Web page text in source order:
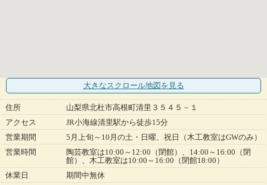
大きなスクロール地図 を見る
住所
山梨県北杜市高根町清里３５４５－１
アクセス
JR小海線清里駅から徒歩15分
営業期間
5月上旬～10月の土・日曜、祝日（木工教室はGWのみ）
営業時間
陶芸教室は10:00～12:00（閉館）、14:00～16:00（閉
館）、木工教室は10:00～16:00（閉館18:00）
休業日
期間中無休